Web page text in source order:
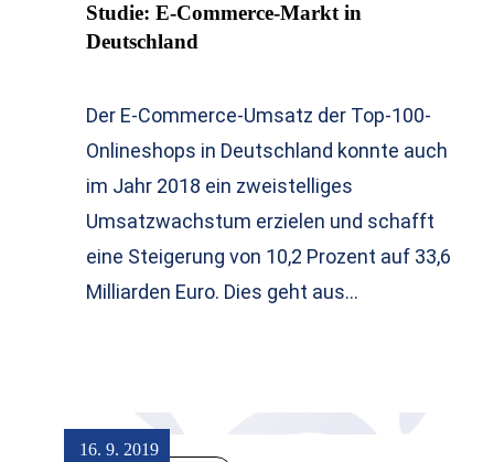
Studie: E-Commerce-Markt in
Deutschland
Der E-Commerce-Umsatz der Top-100-
Onlineshops in Deutschland konnte auch
im Jahr 2018 ein zweistelliges
Umsatzwachstum erzielen und schafft
eine Steigerung von 10,2 Prozent auf 33,6
Milliarden Euro. Dies geht aus…
16. 9. 2019